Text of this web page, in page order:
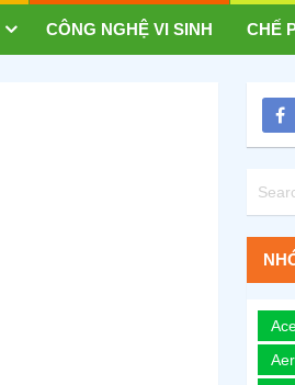
CÔNG NGHỆ VI SINH CHẾ